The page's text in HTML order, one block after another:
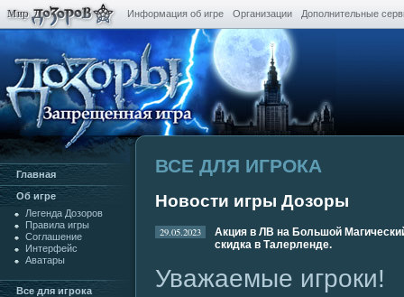
Информация об игре Организации Дополнительные
Главная
Oб игре
Легенда Дозоров
Правила игры
Cоглашение
Интерфейс
Аватары
Все для игрока
ВСЕ ДЛЯ ИГРОКА
Новости игры Дозоры
29.05.2023
Акция в ЛВ на Большой
скидка в Талерленде.
Уважаемые игроки!